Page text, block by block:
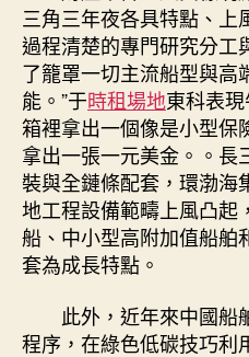
三角三年夜各具特點、上
過程清楚的專門研究分工
了籠罩一切主流船型與高
能。”于時租場地東科表
箱裡拿出一個像是小型保
拿出一張一元美金。。長
裝與全鏈條配套，環渤海
地工程設備範疇上風凸起
船、中小型高附加值船舶
套為成長特點。
此外，近年來中國船
程序，在綠色低碳技巧利